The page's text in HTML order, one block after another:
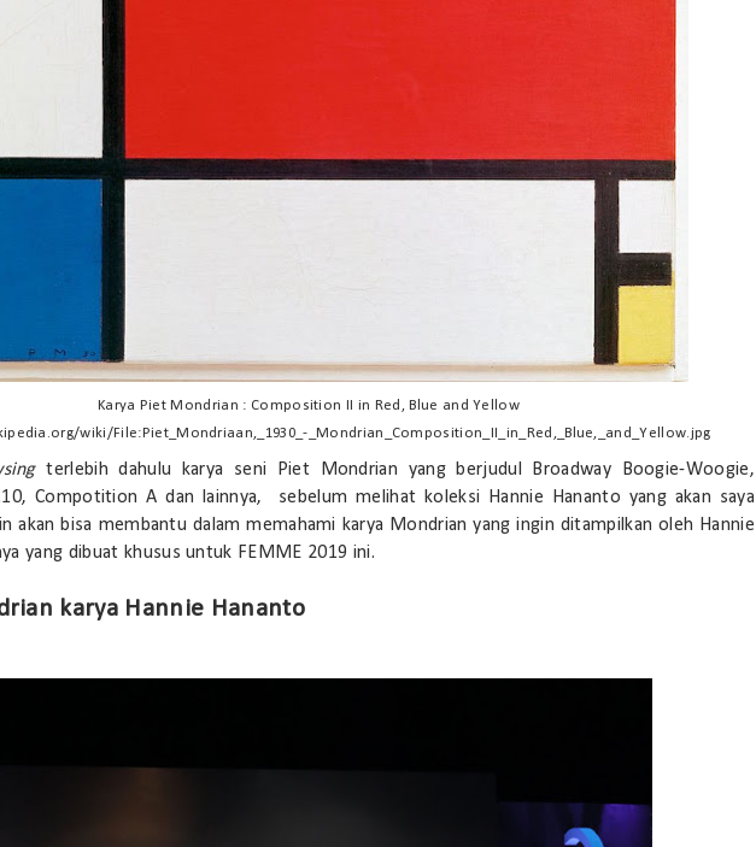
Karya Piet Mondrian : Composition II in Red, Blue and Yellow
wiki/File:Piet_Mondriaan,_1930_-_Mondrian_Composition_II_in_Red,_Blue,_and_Yellow.jpg
terlebih dahulu karya seni Piet Mondrian yang berjudul Broadway Boogie-Woogie,
Compotition A dan lainnya, sebelum melihat koleksi Hannie Hananto yang akan saya
akan bisa membantu dalam memahami karya Mondrian yang ingin ditampilkan oleh Hannie
yang dibuat khusus untuk FEMME 2019 ini.
karya Hannie Hananto